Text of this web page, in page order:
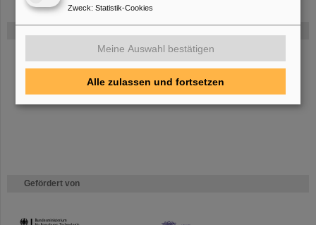
Bei GSI entsteht das neue Beschleunigerzentrum FAIR.
mehr.
Gefördert von
HMWK
Zweck: Statistik-Cookies
Meine Auswahl bestätigen
Alle zulassen und fortsetzen